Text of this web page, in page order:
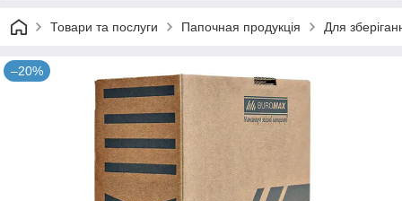
Товари та послуги Папочная продукція Для
–20%